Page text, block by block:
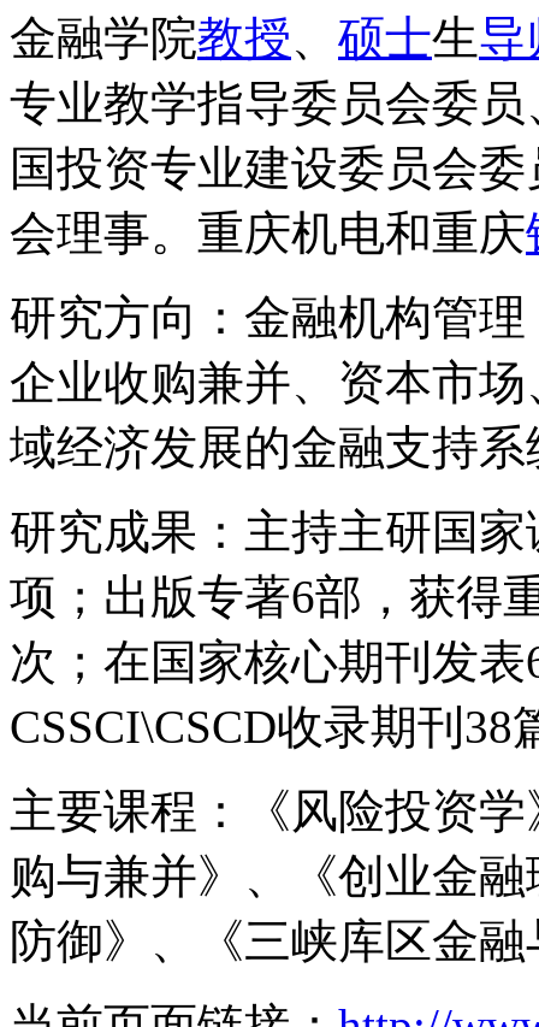
金融学院教授、 硕士生导
专业教学指导委员会委
国投资专业建设委员会
会理事。重庆机电和重庆
研究方向：金融机构管
企业收购兼并、资本市
域经济发展的金融支持系
研究成果：主持主研国
项；出版专著6部，获得
次；在国家核心期刊发
CSSCI\CSCD收录期刊38
主要课程：《风险投资
购与兼并》、《创业金
防御》、《三峡库区金融